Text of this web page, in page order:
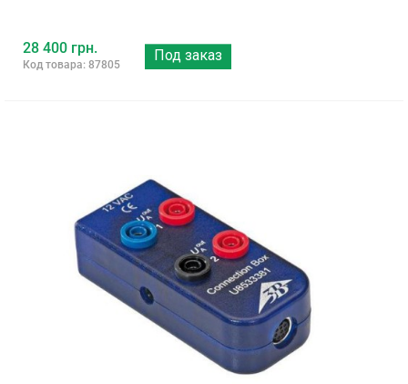
28 400 грн.
Код товара: 87805
Под заказ